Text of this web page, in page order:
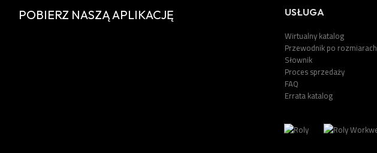
POBIERZ NASZĄ APLIKACJĘ USŁUGA
Wirtualny katalog
Przewodnik po rozmiarach
Słownik
Proces sprzedaży
FAQ
Errata katalog